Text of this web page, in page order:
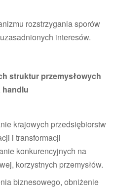
rozstrzygania sporów
interesów.
struktur przemysłowych
handlu
krajowych przedsiębiorstw
i transformacji
konkurencyjnych na
korzystnych przemysłów.
biznesowego, obniżenie